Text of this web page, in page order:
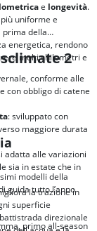
e longevità.
uniforme e
della
energetica, rendono
molti chilometri e
2
conforme alle
con obbligo di catene
: sviluppato con
maggiore durata
adatta alle variazioni
sia in estate che in
la trazione in
superficie
direzionale
modelli della
guida tutto l’anno
primo all-season